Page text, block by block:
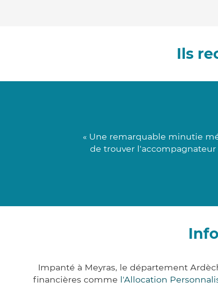
Ils
« Une remarquable minutie
de trouver l'accompagnateur
Impanté à Meyras, le département
financières comme l'Allocation